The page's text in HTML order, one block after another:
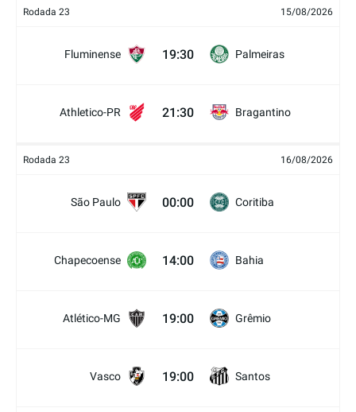
Rodada 23 15/08/2026
Fluminense 19:30 Palmeiras
Athletico-PR 21:30 Bragantino
Rodada 23 16/08/2026
São Paulo 00:00 Coritiba
Chapecoense 14:00 Bahia
Atlético-MG 19:00 Grêmio
Vasco 19:00 Santos